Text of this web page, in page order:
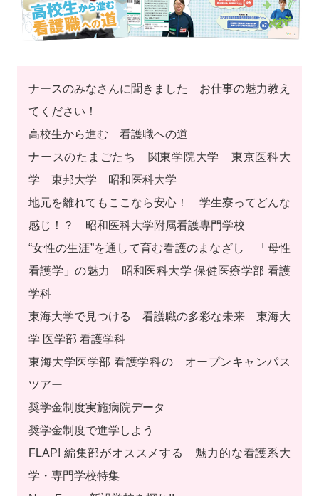
ナースのみなさんに聞きました お仕事の魅力教え
てください！
高校生から進む 看護職への道
ナースのたまごたち 関東学院大学 東京医科大
学 東邦大学 昭和医科大学
地元を離れてもここなら安心！ 学生寮ってどんな
感じ！？ 昭和医科大学附属看護専門学校
“女性の生涯”を通して育む看護のまなざし 「母性
看護学」の魅力 昭和医科大学 保健医療学部 看護
学科
東海大学で見つける 看護職の多彩な未来 東海大
学 医学部 看護学科
東海大学医学部 看護学科の オープンキャンパス
ツアー
奨学金制度実施病院データ
奨学金制度で進学しよう
FLAP! 編集部がオススメする 魅力的な看護系大
学・専門学校特集